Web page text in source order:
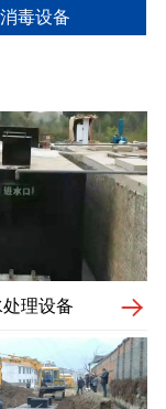
消毒设备
理设备